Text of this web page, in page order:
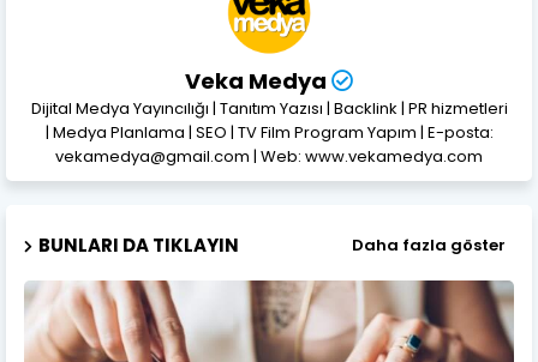
Veka Medya
Dijital Medya Yayıncılığı | Tanıtım Yazısı | Backlink | PR hizmetleri
| Medya Planlama | SEO | TV Film Program Yapım | E-posta:
vekamedya@gmail.com | Web: www.vekamedya.com
BUNLARI DA TIKLAYIN Daha fazla göster